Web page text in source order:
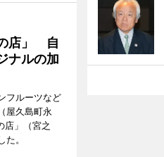
店」 自
ナルの加
フルーツなど
屋久島町永
店」（宮之
。